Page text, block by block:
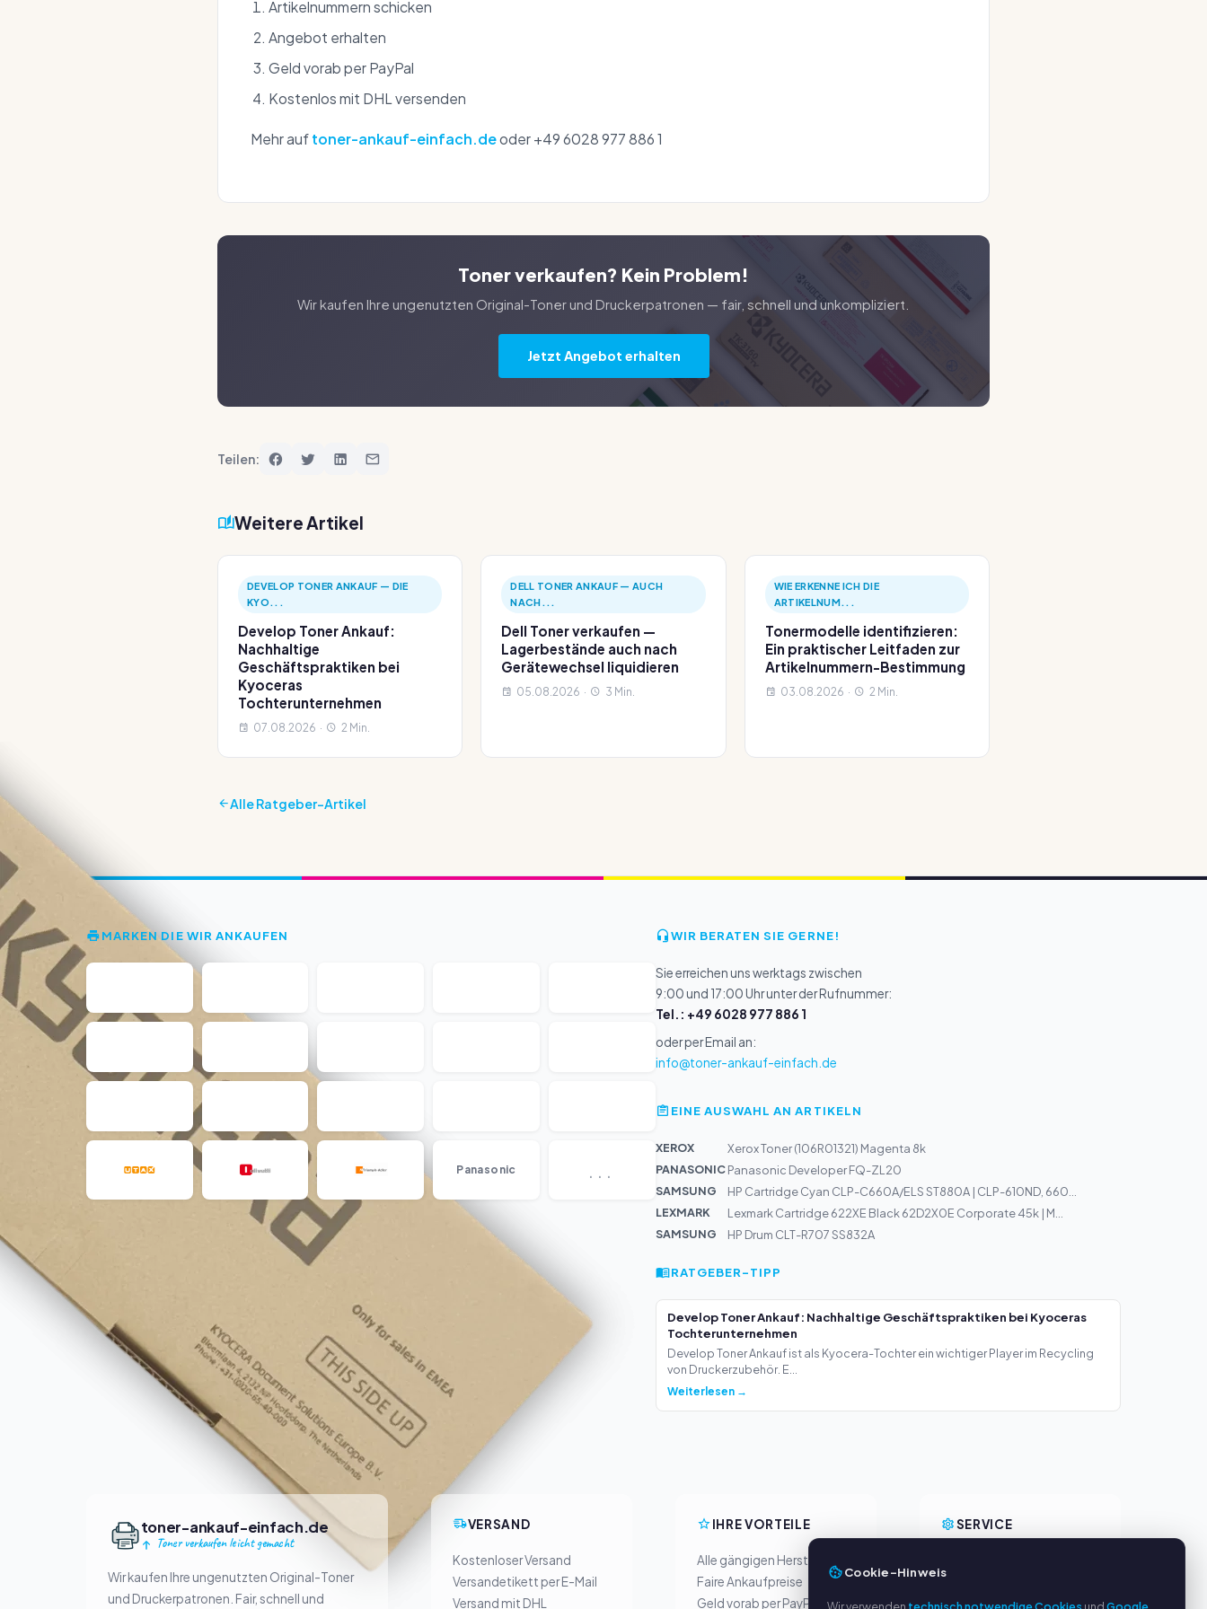
Artikelnummern schicken
Angebot erhalten
Geld vorab per PayPal
Kostenlos mit DHL versenden
Mehr auftoner-ankauf-einfach.deoder +49 6028 977 886 1
Toner verkaufen? Kein Problem!
Wir kaufen Ihre ungenutzten Original-Toner und Druckerpatronen — fair, schnell und unkompliziert.
Jetzt Angebot erhalten
Teilen:
Weitere Artikel
DEVELOP TONER ANKAUF — DIE
KYO...
Develop Toner Ankauf:
Nachhaltige
Geschäftspraktiken bei
Kyoceras
Tochterunternehmen
07.08.2026 · 2 Min.
DELL TONER ANKAUF — AUCH
NACH...
Dell Toner verkaufen —
Lagerbestände auch nach
Gerätewechsel liquidieren
05.08.2026 · 3 Min.
WIE ERKENNE ICH DIE
ARTIKELNUM...
Tonermodelle identifizieren:
Ein praktischer Leitfaden zur
Artikelnummern-Bestimmung
03.08.2026 · 2 Min.
Alle Ratgeber-Artikel
MARKEN DIE WIR ANKAUFEN
Panasonic ...
WIR BERATEN SIE GERNE!
Sie erreichen uns werktags zwischen
9:00 und 17:00 Uhr unter der Rufnummer:
Tel.: +49 6028 977 886 1
oder per Email an:
info@toner-ankauf-einfach.de
EINE AUSWAHL AN ARTIKELN
XEROX
Xerox Toner (106R01321) Magenta 8k
PANASONIC Panasonic Developer FQ-ZL20
SAMSUNG
HP Cartridge Cyan CLP-C660A/ELS ST880A | CLP-610ND, 660...
LEXMARK
Lexmark Cartridge 622XE Black 62D2X0E Corporate 45k | M...
SAMSUNG
HP Drum CLT-R707 SS832A
RATGEBER-TIPP
Develop Toner Ankauf: Nachhaltige Geschäftspraktiken bei Kyoceras
Tochterunternehmen
Develop Toner Ankauf ist als Kyocera-Tochter ein wichtiger Player im Recycling
von Druckerzubehör. E...
Weiterlesen →
toner-ankauf-einfach.de
Toner verkaufen leicht gemacht
Wir kaufen Ihre ungenutzten Original-Toner
und Druckerpatronen. Fair, schnell und
VERSAND
Kostenloser Versand
Versandetikett per E-Mail
Versand mit DHL
IHRE VORTEILE
Alle gängigen Hersteller
Faire Ankaufpreise
Geld vorab per PayPal
SERVICE
Datenschutzerklärung
Impressum
Cookie-Hinweis